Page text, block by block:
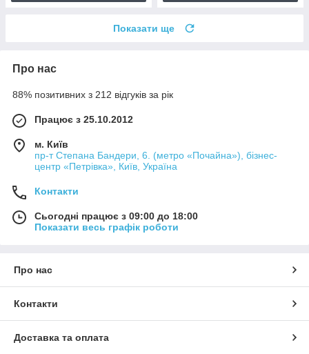
Показати ще
Про нас
88% позитивних з 212 відгуків за рік
Працює з 25.10.2012
м. Київ
пр-т Степана Бандери, 6. (метро «Почайна»), бізнес-
центр «Петрівка», Київ, Україна
Контакти
Сьогодні працює з 09:00 до 18:00
Показати весь графік роботи
Про нас
Контакти
Доставка та оплата